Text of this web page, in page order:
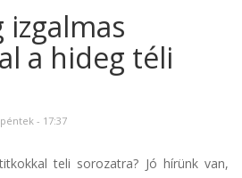
a hideg téli
- 17:37
teli sorozatra? Jó hírünk van,